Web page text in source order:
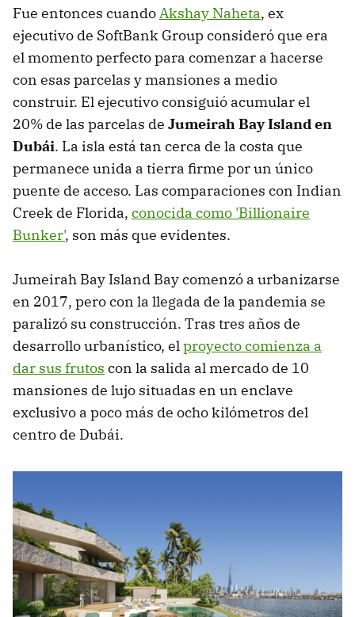
Fue entonces cuandoAkshay Naheta, ex
ejecutivo de SoftBank Group consideró que era
el momento perfecto para comenzar a hacerse
con esas parcelas y mansiones a medio
construir. El ejecutivo consiguió acumular el
20% de las parcelas de Jumeirah Bay Island en
Dubái. La isla está tan cerca de la costa que
permanece unida a tierra firme por un único
puente de acceso. Las comparaciones con Indian
Creek de Florida, conocida como 'Billionaire
Bunker', son más que evidentes.
Jumeirah Bay Island Bay comenzó a urbanizarse
en 2017, pero con la llegada de la pandemia se
paralizó su construcción. Tras tres años de
desarrollo urbanístico, elproyecto comienza a
dar sus frutos con la salida al mercado de 10
mansiones de lujo situadas en un enclave
exclusivo a poco más de ocho kilómetros del
centro de Dubái.